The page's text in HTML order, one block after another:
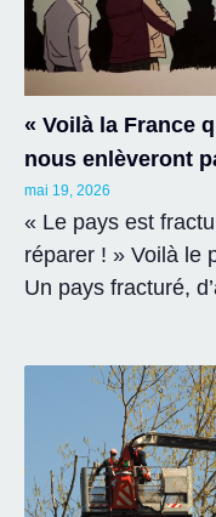
« Voilà la France
nous enlèveront
mai 19, 2026
« Le pays est
réparer ! » Voilà le
Un pays fracturé,